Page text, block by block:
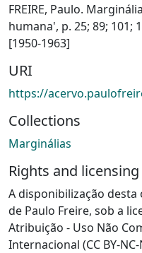
FREIRE, Paulo.
humana', p. 25; 89; 101;
[1950-1963]
URI
https://
Collections
Marginálias
Rights and licensing
A disponibilização
de Paulo Freire, sob a
Atribuição - Uso Não
Internacional (CC BY-